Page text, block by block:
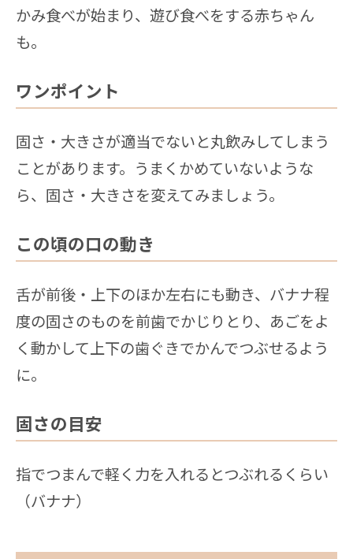
かみ食べが始まり、遊び食べをする赤ちゃん
も。
ワンポイント
固さ・大きさが適当でないと丸飲みしてしまう
ことがあります。うまくかめていないような
ら、固さ・大きさを変えてみましょう。
この頃の口の動き
舌が前後・上下のほか左右にも動き、バナナ程
度の固さのものを前歯でかじりとり、あごをよ
く動かして上下の歯ぐきでかんでつぶせるよう
に。
固さの目安
指でつまんで軽く力を入れるとつぶれるくらい
（バナナ）